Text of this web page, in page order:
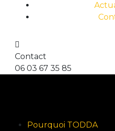
Contact
06 03 67 35 85
Pourquoi TODDA